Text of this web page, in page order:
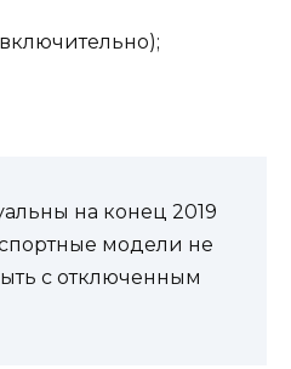
на конец 2019
модели не
с отключенным